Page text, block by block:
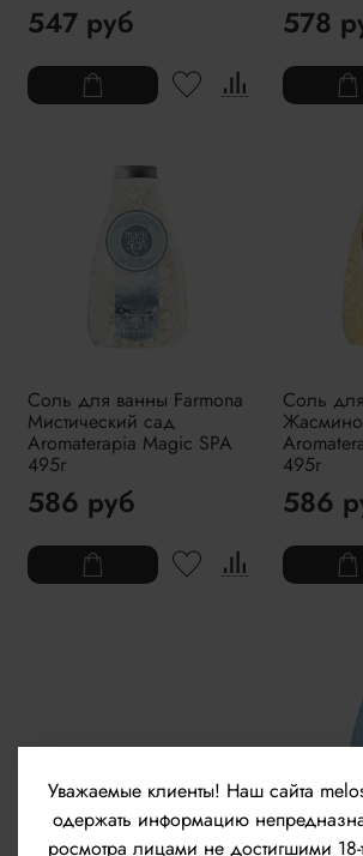
547 руб 578
Соль для ванны Farmona
Мистический сад
Aromaterapia Magic SPA
495г
586 руб
Соль
495г
586
Уважаемые клиенты! Наш сайта
одержать информацию
росмотра лицами не достигшими 18-